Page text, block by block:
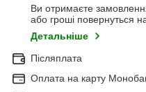
Ви отримаєте
або гроші повернуться
Детальніше
Післяплата
Оплата на карту